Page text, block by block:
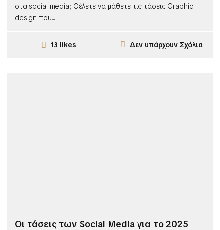
στα social media; Θέλετε να μάθετε τις τάσεις Graphic
design που...
13 likes Δεν υπάρχουν Σχόλια
Οι τάσεις των Social Media για το 2025